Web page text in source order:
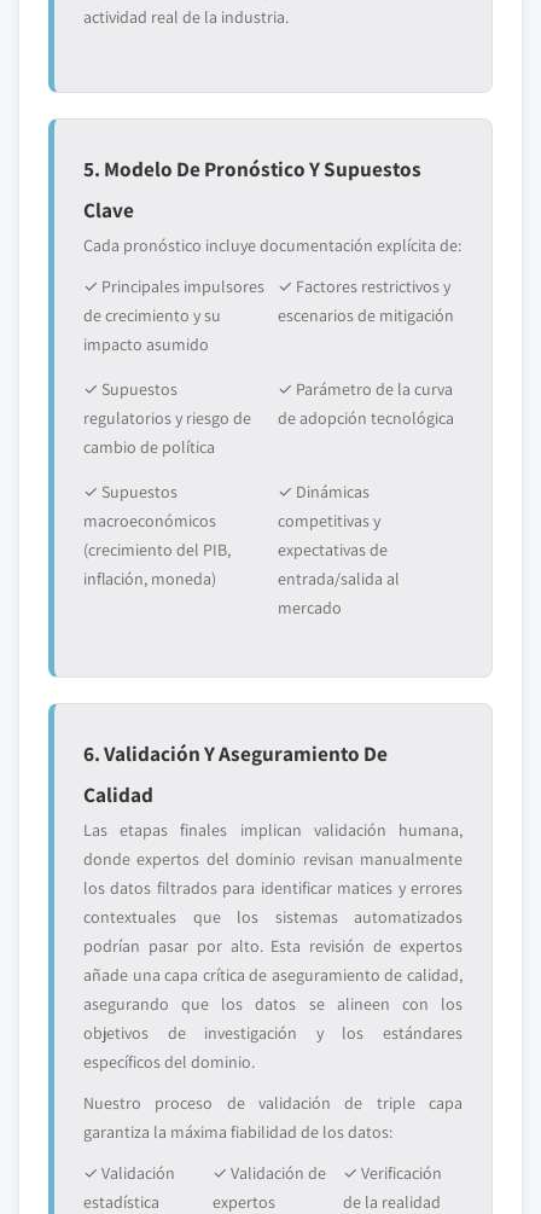
actividad real de la industria.
5. Modelo De Pronóstico Y Supuestos
Clave
Cada pronóstico incluye documentación explícita de:
✓ Principales impulsores
de crecimiento y su
impacto asumido
✓ Factores restrictivos y
escenarios de mitigación
✓ Supuestos
regulatorios y riesgo de
cambio de política
✓ Parámetro de la curva
de adopción tecnológica
✓ Supuestos
macroeconómicos
(crecimiento del PIB,
inflación, moneda)
✓ Dinámicas
competitivas y
expectativas de
entrada/salida al
mercado
6. Validación Y Aseguramiento De
Calidad
Las etapas finales implican validación humana,
donde expertos del dominio revisan manualmente
los datos filtrados para identificar matices y errores
contextuales que los sistemas automatizados
podrían pasar por alto. Esta revisión de expertos
añade una capa crítica de aseguramiento de calidad,
asegurando que los datos se alineen con los
objetivos de investigación y los estándares
específicos del dominio.
Nuestro proceso de validación de triple capa
garantiza la máxima fiabilidad de los datos:
✓ Validación
estadística
✓ Validación de
expertos
✓ Verificación
de la realidad